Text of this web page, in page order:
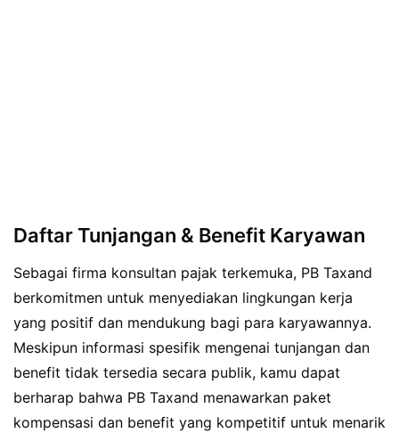
Daftar Tunjangan & Benefit Karyawan
Sebagai firma konsultan pajak terkemuka, PB Taxand
berkomitmen untuk menyediakan lingkungan kerja
yang positif dan mendukung bagi para karyawannya.
Meskipun informasi spesifik mengenai tunjangan dan
benefit tidak tersedia secara publik, kamu dapat
berharap bahwa PB Taxand menawarkan paket
kompensasi dan benefit yang kompetitif untuk menarik